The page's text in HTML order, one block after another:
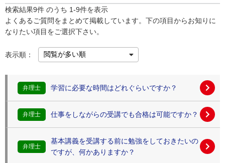
検索結果9件 のうち 1-9件を表示
よくあるご質問をまとめて掲載しています。下の項目からお知りに
なりたい項目をご選択下さい。
表示順：
弁理士 学習に必要な時間はどれぐらいですか？
弁理士 仕事をしながらの受講でも合格は可能ですか？
弁理士
基本講義を受講する前に勉強をしておきたいの
ですが、何かありますか？